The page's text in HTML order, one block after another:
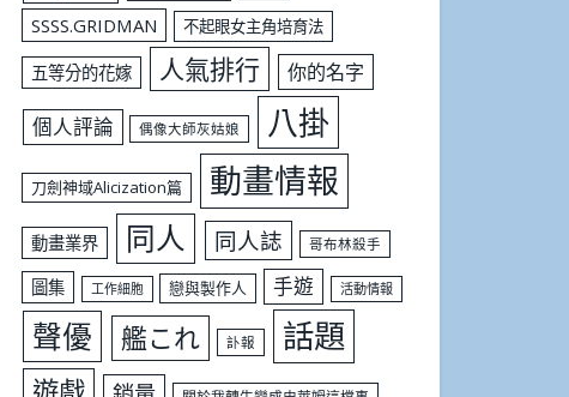
SSSS.GRIDMAN 不起眼女主角培育法
五等分的花嫁 人氣排行 你的名字
個人評論 偶像大師灰姑娘 八掛
刀劍神域Alicization篇 動畫情報
動畫業界 同人 同人誌 哥布林殺手
圖集 工作細胞 戀與製作人 手遊 活動情報
聲優 艦これ 訃報 話題